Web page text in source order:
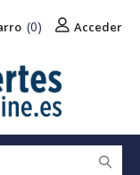
(0) Acceder